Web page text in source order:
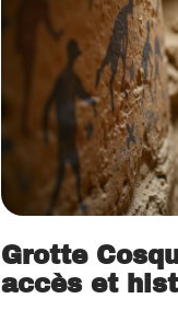
Grotte
accès et